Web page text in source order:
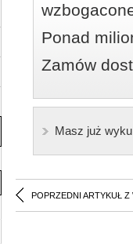
Ponad
Zamów
Masz już
POPRZEDNI ARTYKUŁ Z